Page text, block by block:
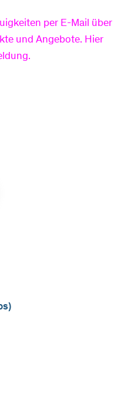
per E-Mail über
und Angebote. Hier